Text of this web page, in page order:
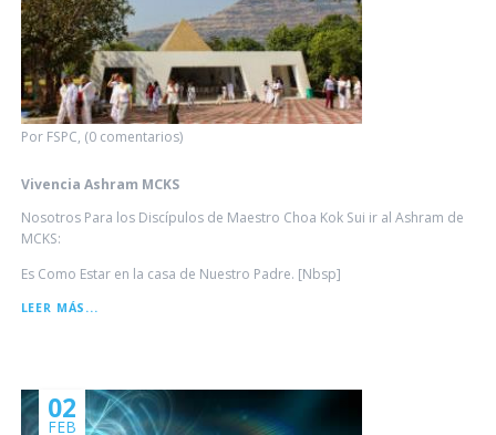
Por FSPC, (0 comentarios)
Vivencia Ashram MCKS
Nosotros Para los Discípulos de Maestro Choa Kok Sui ir al Ashram de
MCKS:
Es Como Estar en la casa de Nuestro Padre. [Nbsp]
LEER MÁS...
02
FEB